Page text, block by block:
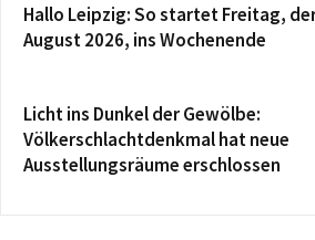
Hallo Leipzig: So startet Freitag,
August 2026, ins Wochenende
Licht ins Dunkel der Gewölbe:
Völkerschlachtdenkmal hat neue
Ausstellungsräume erschlossen